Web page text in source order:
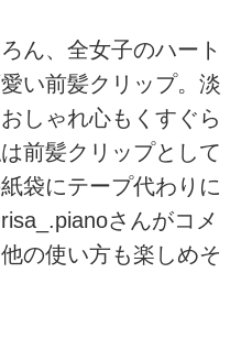
ん、全女子のハート
い前髪クリップ。淡
しゃれ心もくすぐら
前髪クリップとして
袋にテープ代わりに
さんがコメ
の使い方も楽しめそ